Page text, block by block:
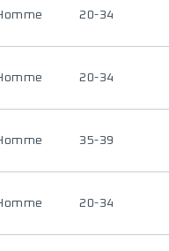
20-34
20-34
35-39
20-34